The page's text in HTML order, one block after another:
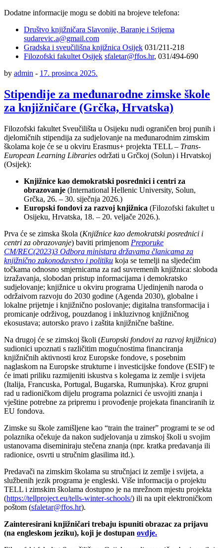
Dodatne informacije mogu se dobiti na brojeve telefona:
Društvo knjižničara Slavonije, Baranje i Srijema
sudarevic.a@gmail.com
Gradska i sveučilišna knjižnica Osijek 031/211-218
Filozofski fakultet Osijek sfaletar@ffos.hr, 031/494-690
by admin - 17. prosinca 2025.
Stipendije za međunarodne zimske škole
za knjižničare (Grčka, Hrvatska)
Filozofski fakultet Sveučilišta u Osijeku nudi ograničen broj punih i
djelomičnih stipendija za sudjelovanje na međunarodnim zimskim
školama koje će se u okviru Erasmus+ projekta TELL – Trans-
European Learning Libraries održati u Grčkoj (Solun) i Hrvatskoj
(Osijek):
Knjižnice kao demokratski posrednici i centri za
obrazovanje (International Hellenic University, Solun,
Grčka, 26. – 30. siječnja 2026.)
Europski fondovi za razvoj knjižnica (Filozofski fakultet u
Osijeku, Hrvatska, 18. – 20. veljače 2026.).
Prva će se zimska škola (Knjižnice kao demokratski posrednici i
centri za obrazovanje) baviti primjenom Preporuke
CM/REC(2023)3 Odbora ministara državama članicama za
knjižnično zakonodavstvo i politiku koja se temelji na sljedećim
točkama odnosno smjernicama za rad suvremenih knjižnica: sloboda
izražavanja, slobodan pristup informacijama i demokratsko
sudjelovanje; knjižnice u okviru programa Ujedinjenih naroda o
održaivom razvoju do 2030 godine (Agenda 2030), globalne i
lokalne prijetnje i knjižnično poslovanje; digitalna transformacija i
promicanje održivog, pouzdanog i inkluzivnog knjižničnog
ekosustava; autorsko pravo i zaštita knjižnične baštine.
Na drugoj će se zimskoj školi (Europski fondovi za razvoj knjižnica)
sudionici upoznati s različitim mogućnostima financiranja
knjižničnih aktivnosti kroz Europske fondove, s posebnim
naglaskom na Europske strukturne i investicijske fondove (ESIF) te
će imati priliku razmijeniti iskustva s kolegama iz zemlje i svijeta
(Italija, Francuska, Portugal, Bugarska, Rumunjska). Kroz grupni
rad u radioničkom dijelu programa polaznici će usvojiti znanja i
vještine potrebne za pripremu i provođenje projekata financiranih iz
EU fondova.
Zimske su škole zamišljene kao “train the trainer” programi te se od
polaznika očekuje da nakon sudjelovanja u zimskoj školi u svojim
ustanovama diseminiraju stečena znanja (npr. kratka predavanja ili
radionice, osvrti u stručnim glasilima itd.).
Predavači na zimskim školama su stručnjaci iz zemlje i svijeta, a
službenih jezik programa je engleski. Više informacija o projektu
TELL i zimskim školama dostupno je na mrežnom mjestu projekta
(https://tellproject.eu/tells-winter-schools/) ili na upit elektroničkom
poštom (sfaletar@ffos.hr).
Zainteresirani knjižničari trebaju ispuniti obrazac za prijavu
(na engleskom jeziku), koji je dostupan ovdje.